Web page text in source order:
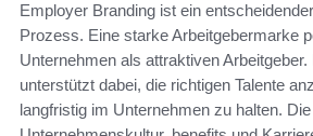
Employer Branding ist ein
Prozess. Eine starke Arbeitgebermarke
Unternehmen als attraktiven
unterstützt dabei, die richtigen Talente
langfristig im Unternehmen zu halten.